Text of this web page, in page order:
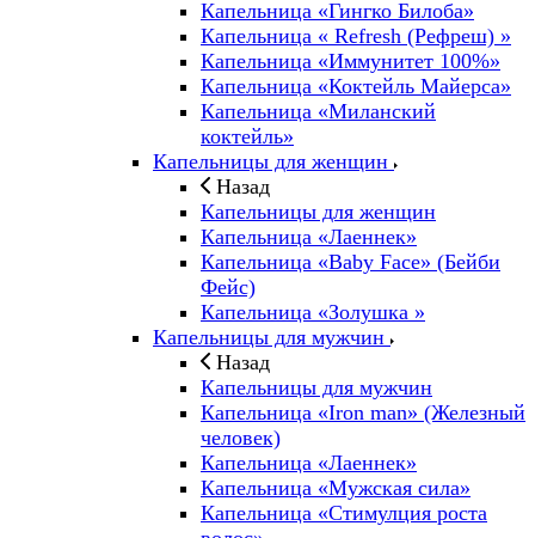
Капельница «Гингко Билоба»
Капельница « Refresh (Рефреш) »
Капельница «Иммунитет 100%»
Капельница «Коктейль Майерса»
Капельница «Миланский
коктейль»
Капельницы для женщин
Назад
Капельницы для женщин
Капельница «Лаеннек»
Капельница «Baby Face» (Бейби
Фейс)
Капельница «Золушка »
Капельницы для мужчин
Назад
Капельницы для мужчин
Капельница «Iron man» (Железный
человек)
Капельница «Лаеннек»
Капельница «Мужская сила»
Капельница «Стимулция роста